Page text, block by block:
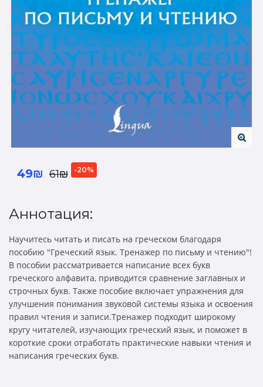
49₪ 61₪ -20%
Аннотация:
Научитесь читать и писать на греческом благодаря
пособию "Греческий язык. Тренажер по письму и чтению"!
В пособии рассматривается написание всех букв
греческого алфавита, приводится сравнение заглавных и
строчных букв. Также пособие включает упражнения для
улучшения понимания звуковой системы языка и освоения
правил чтения и записи.Тренажер подходит широкому
кругу читателей, изучающих греческий язык, и поможет в
короткие сроки отработать практические навыки чтения и
написания греческих букв.